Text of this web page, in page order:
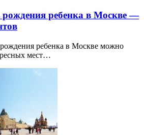
рождения ребенка в Москве —
ребенка в Москве можно
мест…